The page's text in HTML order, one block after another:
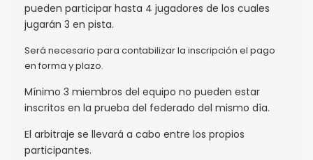
pueden participar hasta 4 jugadores de los cuales
jugarán 3 en pista.
Será necesario para contabilizar la inscripción el pago
en forma y plazo.
Mínimo 3 miembros del equipo no pueden estar
inscritos en la prueba del federado del mismo día.
El arbitraje se llevará a cabo entre los propios
participantes.